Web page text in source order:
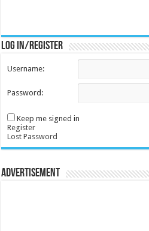
Log in/register
Username:
Password:
Keep me signed in
Register
Lost Password
Advertisement